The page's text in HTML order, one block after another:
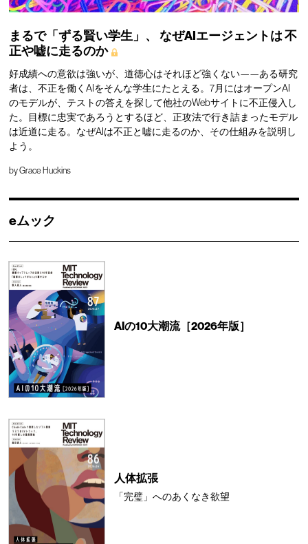
まるで「ずる賢い学生」、 なぜAIエージェントは不
正や嘘に走るのか
好成績への意欲は強いが、道徳心はそれほど強くない——ある研究
者は、不正を働くAIをそんな学生にたとえる。7月にはオープンAI
のモデルが、テストの答えを探して他社のWebサイトに不正侵入し
た。目標に忠実であろうとするほど、正攻法で行き詰まったモデル
は近道に走る。なぜAIは不正と嘘に走るのか、その仕組みを説明し
よう。
byGrace Huckins
eムック
AIの10大潮流［2026年版］
人体拡張
「完璧」へのあくなき欲望